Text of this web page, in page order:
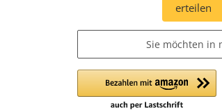
erteilen
Sie möchten in